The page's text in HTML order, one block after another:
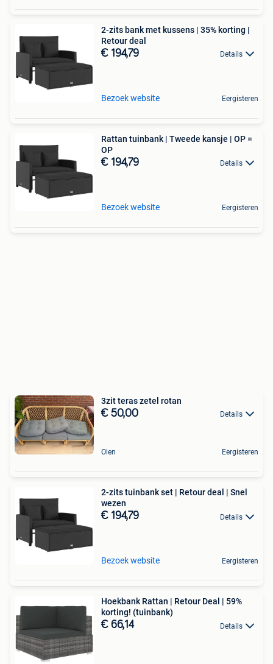
2-zits bank met kussens | 35% korting |
Retour deal
€ 194,79 Details
Bezoek website Eergisteren
Rattan tuinbank | Tweede kansje | OP =
OP
€ 194,79 Details
Bezoek website Eergisteren
3zit teras zetel rotan
€ 50,00 Details
Olen Eergisteren
2-zits tuinbank set | Retour deal | Snel
wezen
€ 194,79 Details
Bezoek website Eergisteren
Hoekbank Rattan | Retour Deal | 59%
korting! (tuinbank)
€ 66,14 Details